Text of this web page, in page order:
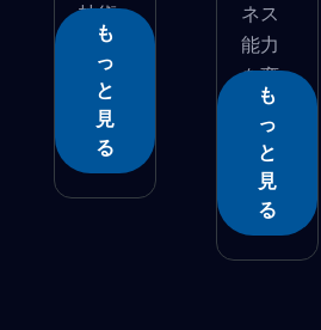
技術
へ...
も
っ
と
見
る
ネス
能力
を変
革...
も
っ
と
見
る